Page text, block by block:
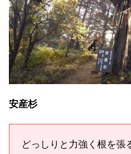
安産杉
どっしりと力強く根を張